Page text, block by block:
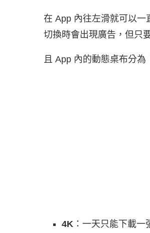
在 App 內往左滑就可以一
切換時會出現廣告，但只
且 App 內的動態桌布分為
4K ：一天只能下載一